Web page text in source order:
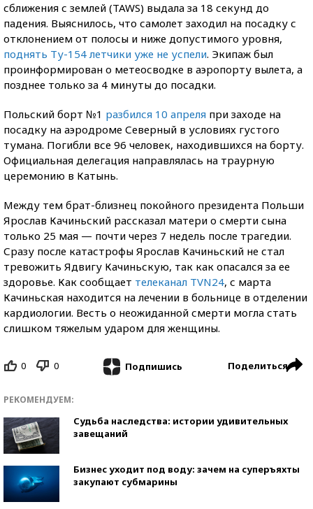
сближения с землей (TAWS) выдала за 18 секунд до
падения. Выяснилось, что самолет заходил на посадку с
отклонением от полосы и ниже допустимого уровня,
поднять Ту-154 летчики уже не успели. Экипаж был
проинформирован о метеосводке в аэропорту вылета, а
позднее только за 4 минуты до посадки.
Польский борт №1 разбился 10 апреля при заходе на
посадку на аэродроме Северный в условиях густого
тумана. Погибли все 96 человек, находившихся на борту.
Официальная делегация направлялась на траурную
церемонию в Катынь.
Между тем брат-близнец покойного президента Польши
Ярослав Качиньский рассказал матери о смерти сына
только 25 мая — почти через 7 недель после трагедии.
Сразу после катастрофы Ярослав Качиньский не стал
тревожить Ядвигу Качиньскую, так как опасался за ее
здоровье. Как сообщает телеканал TVN24, с марта
Качиньская находится на лечении в больнице в отделении
кардиологии. Весть о неожиданной смерти могла стать
слишком тяжелым ударом для женщины.
0 0 Подпишись Поделиться
РЕКОМЕНДУЕМ:
Судьба наследства: истории удивительных
завещаний
Бизнес уходит под воду: зачем на суперъяхты
закупают субмарины